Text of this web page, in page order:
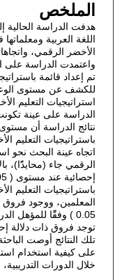
الملخص
هدفت الدراسة
اللغة العربية
الأخضر الرقمي،
واعتمدت الدراسة على
تم إعداد قائمة
للكشف عن مستوى
استراتيجيات التعليم
نتائج الدراسة أن
باستراتيجيات
اتجاه عينة البحث نحو
الرقمي جاء (محايدًًا)،
باستراتيجيات التعليم
0.05 ) وفقًًا للمؤهل
توجد فروق ذات دلالة
تلك النتائج أوصت
على كيفية استخدام
خلال الدورات